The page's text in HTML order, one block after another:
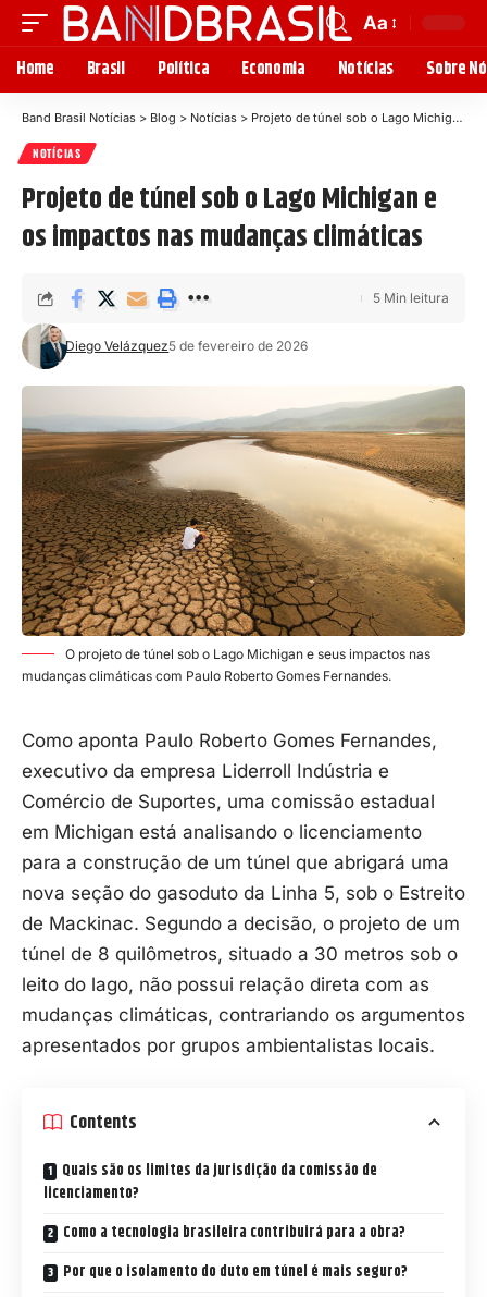
Aa
Home Brasil Política Economia Notícias Sobre
Band Brasil Notícias > Blog > Notícias > Projeto de túnel sob o Lago Michigan e os impactos nas mudanças climáticas
NOTÍCIAS
Projeto de túnel sob o Lago Michigan e
os impactos nas mudanças climáticas
Diego Velázquez5 de fevereiro de 2026
5 Min leitura
O projeto de túnel sob o Lago Michigan e seus impactos nas
mudanças climáticas com Paulo Roberto Gomes Fernandes.
Como aponta Paulo Roberto Gomes Fernandes,
executivo da empresa Liderroll Indústria e
Comércio de Suportes, uma comissão estadual
em Michigan está analisando o licenciamento
para a construção de um túnel que abrigará uma
nova seção do gasoduto da Linha 5, sob o Estreito
de Mackinac. Segundo a decisão, o projeto de um
túnel de 8 quilômetros, situado a 30 metros sob o
leito do lago, não possui relação direta com as
mudanças climáticas, contrariando os argumentos
apresentados por grupos ambientalistas locais.
Contents
Quais são os limites da jurisdição da comissão de
licenciamento?
Como a tecnologia brasileira contribuirá para a obra?
Por que o isolamento do duto em túnel é mais seguro?